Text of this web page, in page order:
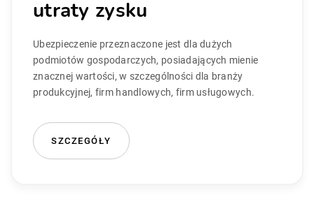
utraty zysku
Ubezpieczenie przeznaczone jest dla dużych
podmiotów gospodarczych, posiadających mienie
znacznej wartości, w szczególności dla branży
produkcyjnej, firm handlowych, firm usługowych.
SZCZEGÓŁY